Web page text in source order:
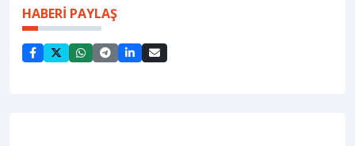
HABERİ PAYLAŞ